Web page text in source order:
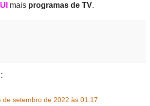
maisprogramas de TV.
de setembro de 2022 às 01:17